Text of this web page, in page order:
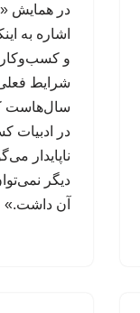
در همایش
اشاره به
و کسب‌وکار
شرایط
سال‌هاست
در ادبیات
ناپایدار
دیگر
آن داشت.»